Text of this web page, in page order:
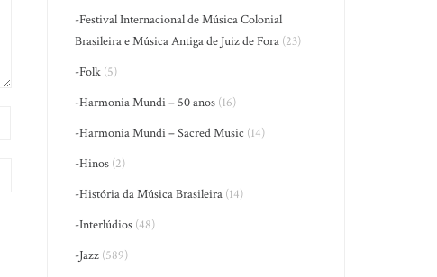
-Festival Internacional de Música Colonial
Brasileira e Música Antiga de Juiz de Fora (23)
-Folk (5)
-Harmonia Mundi – 50 anos (16)
-Harmonia Mundi – Sacred Music (14)
-Hinos (2)
-História da Música Brasileira (14)
-Interlúdios (48)
-Jazz (589)